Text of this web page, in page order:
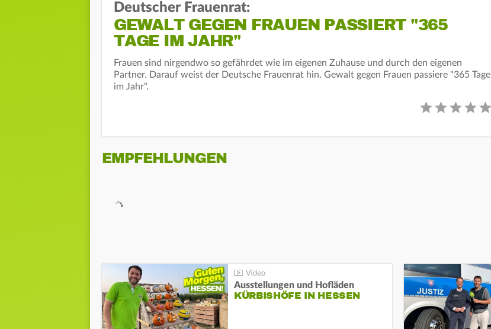
Deutscher Frauenrat:
GEWALT GEGEN FRAUEN PASSIERT "365
TAGE IM JAHR"
Frauen sind nirgendwo so gefährdet wie im eigenen Zuhause und durch den eigenen
Partner. Darauf weist der Deutsche Frauenrat hin. Gewalt gegen Frauen passiere "365 Tage
im Jahr".
EMPFEHLUNGEN
Ausstellungen und Hofläden
KÜRBISHÖFE IN HESSEN